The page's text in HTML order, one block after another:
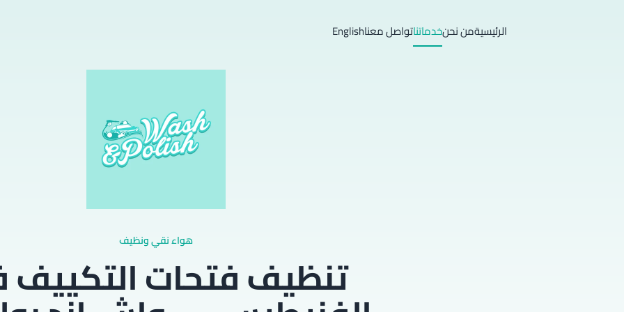
الرئيسيةمن نحنخدماتناتواصل معناEnglish
هواء نقي ونظيف
تنظيف فتحات